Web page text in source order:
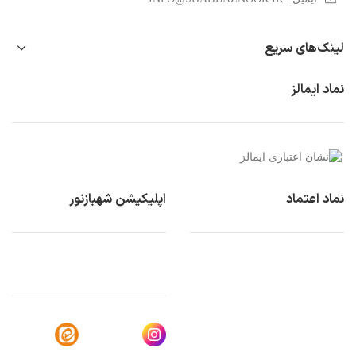
لینک‌های سریع
نماد ایمالز
نماد اعتماد اپلیکیشن شهبازنور